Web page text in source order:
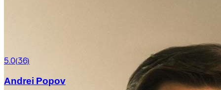
5.0(36)
Andrei Popov